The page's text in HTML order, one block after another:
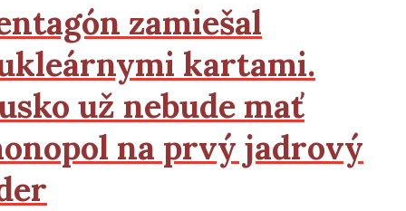
zamiešal
kartami.
už nebude mať
na prvý jadrový